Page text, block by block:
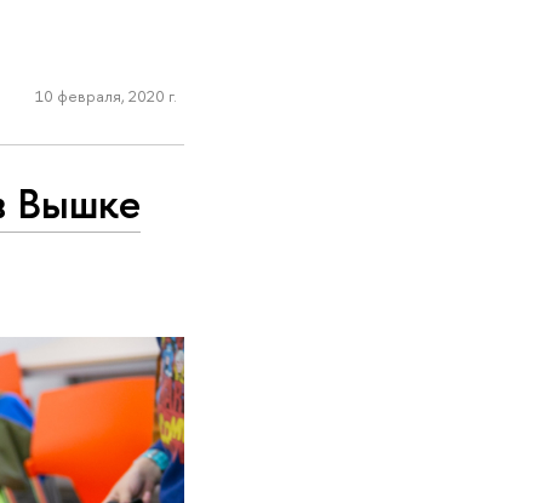
10 февраля, 2020 г.
Вышке